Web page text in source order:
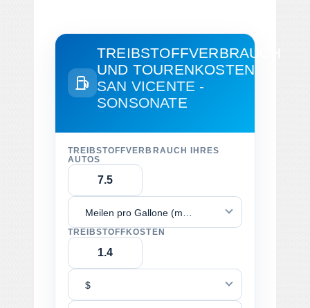
TREIBSTOFFVERBRAUCH
UND TOURENKOSTEN
SAN VICENTE -
SONSONATE
TREIBSTOFFVERBRAUCH IHRES
AUTOS
TREIBSTOFFKOSTEN
$